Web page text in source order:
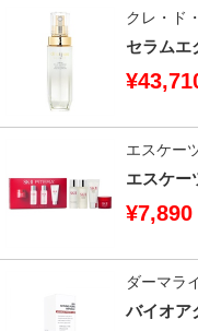
クレ・ド
セラムエ
エスケー
エスケー
¥7,890
ダーマラ
バイオア